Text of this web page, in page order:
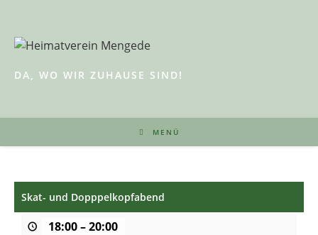
springen
DA, WO WIR ZUHAUSE SIND!
MENÜ
Skat- und Dopppelkopfabend
18:00–20:00